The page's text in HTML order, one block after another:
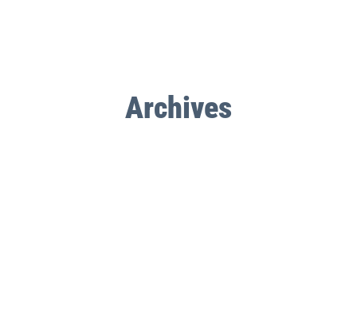
Archives